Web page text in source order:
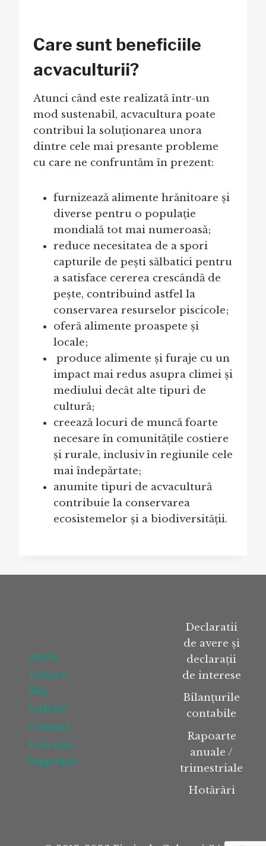
Care sunt beneficiile
acvaculturii?
Atunci când este realizată într-un
mod sustenabil, acvacultura poate
contribui la soluționarea unora
dintre cele mai presante probleme
cu care ne confruntăm în prezent:
furnizează alimente hrănitoare și
diverse pentru o populație
mondială tot mai numeroasă;
reduce necesitatea de a spori
capturile de pești sălbatici pentru
a satisface cererea crescândă de
pește, contribuind astfel la
conservarea resurselor piscicole;
oferă alimente proaspete și
locale;
produce alimente și furaje cu un
impact mai redus asupra climei și
mediului decât alte tipuri de
cultură;
creează locuri de muncă foarte
necesare în comunitățile costiere
și rurale, inclusiv în regiunile cele
mai îndepărtate;
anumite tipuri de acvacultură
contribuie la conservarea
ecosistemelor și a biodiversității.
Acasă
Despre
Noi
Galerie
Contact
Execuție
bugetară
Declaratii
de avere și
declarații
de interese
Bilanțurile
contabile
Rapoarte
anuale /
trimestriale
Hotărâri